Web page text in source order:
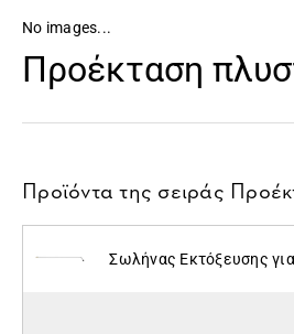
No images...
Προέκταση
Προϊόντα της σειράς
Σωλήνας Εκτόξευσης